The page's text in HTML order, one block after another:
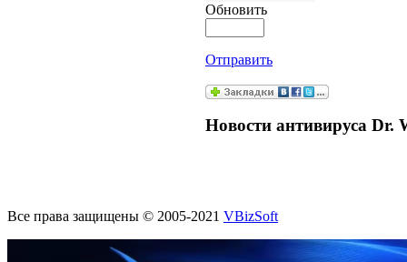
Обновить
Отправить
Новости антивируса Dr.
Все права защищены © 2005-2021 VBizSoft